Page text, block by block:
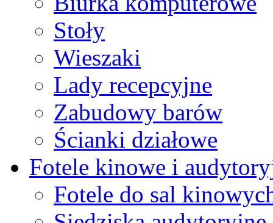
Stoły
Wieszaki
Lady recepcyjne
Zabudowy barów
Ścianki działowe
Fotele kinowe i
Fotele do sal